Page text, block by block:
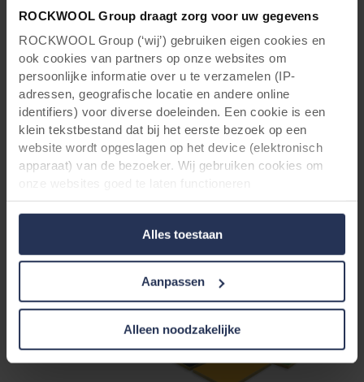
ROCKWOOL Group draagt zorg voor uw gegevens
ROCKWOOL Group (‘wij’) gebruiken eigen cookies en
ook cookies van partners op onze websites om
persoonlijke informatie over u te verzamelen (IP-
adressen, geografische locatie en andere online
identifiers) voor diverse doeleinden. Een cookie is een
klein tekstbestand dat bij het eerste bezoek op een
website wordt opgeslagen op het device (elektronisch
apparaat) van de bezoeker. Wij gebruiken cookies om
(‘Noodzakelijke’), om uw instellingen te onthouden en uw
gebruikerservaring te verbeteren (‘Functionele’), om uw
gedrag te analyseren en op basis daarvan de websites te
optimaliseren (‘Statistische’), en om onze content en
stemmen op uw gedrag op onze websites (‘Marketing’).
Functionele cookies plaatsen we altijd. Deze zijn namelijk
noodzakelijk om de website goed te laten werken en
verwerken geen persoonsgegevens anders dan voor het
doel waarvoor deze persoonsgegevens worden ingevuld.
Alles toestaan
Aanpassen
Alleen noodzakelijke
blikvanger geworden in Winterthur.
Voor architecten & aannemers: Vraag
uw gratis Rockpanel Colours box
aan!